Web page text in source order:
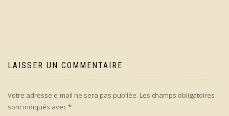
LAISSER UN COMMENTAIRE
Votre adresse e-mail ne sera pas publiée. Les champs obligatoires
sont indiqués avec*